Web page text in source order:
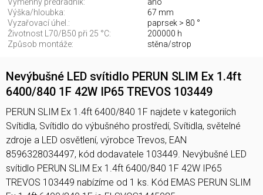
Výměnný předřadník:
ano
Výška/hloubka:
67 mm
Vyzařovací úhel.:
paprsek > 80 °
Životnost L70/B50 při 25 °C:
200000 h
Způsob montáže:
stěna/strop
Nevýbušné LED svítidlo PERUN SLIM Ex 1.4ft
6400/840 1F 42W IP65 TREVOS 103449
PERUN SLIM Ex 1.4ft 6400/840 1F najdete v kategoriích
Svítidla, Svítidlo do výbušného prostředí, Svítidla, světelné
zdroje a LED osvětlení, výrobce Trevos, EAN
8596328034497, kód dodavatele 103449. Nevýbušné LED
svítidlo PERUN SLIM Ex 1.4ft 6400/840 1F 42W IP65
TREVOS 103449 nabízíme od 1 ks. Kód EMAS PERUN SLIM